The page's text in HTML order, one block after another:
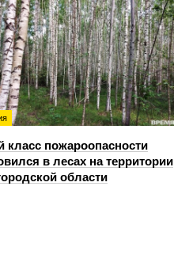
класс пожароопасности
в лесах на территории
области